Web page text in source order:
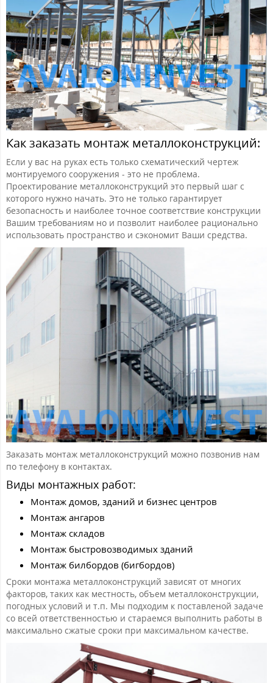
Как заказать монтаж металлоконструкций:
Если у вас на руках есть только схематический чертеж
монтируемого сооружения - это не проблема.
Проектирование металлоконструкций это первый шаг с
которого нужно начать. Это не только гарантирует
безопасность и наиболее точное соответствие конструкции
Вашим требованиям но и позволит наиболее рационально
использовать пространство и сэкономит Ваши средства.
Заказать монтаж металлоконструкций можно позвонив нам
по телефону в контактах.
Виды монтажных работ:
Монтаж домов, зданий и бизнес центров
Монтаж ангаров
Монтаж складов
Монтаж быстровозводимых зданий
Монтаж билбордов (бигбордов)
Сроки монтажа металлоконструкций зависят от многих
факторов, таких как местность, объем металлоконструкции,
погодных условий и т.п. Мы подходим к поставленой задаче
со всей ответственностью и стараемся выполнить работы в
максимально сжатые сроки при максимальном качестве.